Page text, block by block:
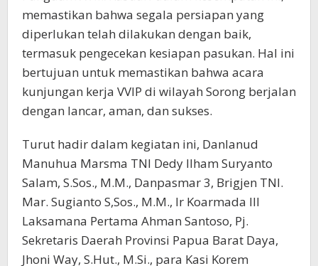
memastikan bahwa segala persiapan yang
diperlukan telah dilakukan dengan baik,
termasuk pengecekan kesiapan pasukan. Hal ini
bertujuan untuk memastikan bahwa acara
kunjungan kerja VVIP di wilayah Sorong berjalan
dengan lancar, aman, dan sukses.
Turut hadir dalam kegiatan ini, Danlanud
Manuhua Marsma TNI Dedy Ilham Suryanto
Salam, S.Sos., M.M., Danpasmar 3, Brigjen TNI.
Mar. Sugianto S,Sos., M.M., Ir Koarmada III
Laksamana Pertama Ahman Santoso, Pj.
Sekretaris Daerah Provinsi Papua Barat Daya,
Jhoni Way, S.Hut., M.Si., para Kasi Korem